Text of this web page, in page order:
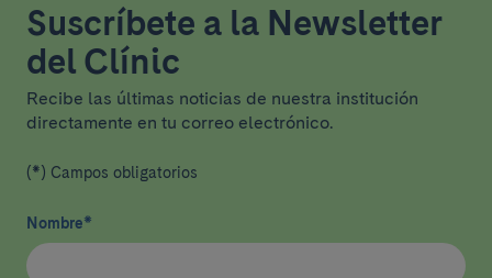
Suscríbete a la Newsletter
del Clínic
Recibe las últimas noticias de nuestra institución
directamente en tu correo electrónico.
(*) Campos obligatorios
Nombre*